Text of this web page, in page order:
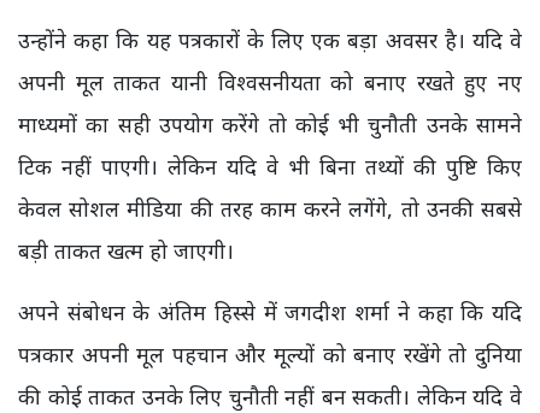
उन्होंने कहा कि यह पत्रकारों के लिए एक बड़ा अवसर है। यदि वे
अपनी मूल ताकत यानी विश्वसनीयता को बनाए रखते हुए नए
माध्यमों का सही उपयोग करेंगे तो कोई भी चुनौती उनके सामने
टिक नहीं पाएगी। लेकिन यदि वे भी बिना तथ्यों की पुष्टि किए
केवल सोशल मीडिया की तरह काम करने लगेंगे, तो उनकी सबसे
बड़ी ताकत खत्म हो जाएगी।
अपने संबोधन के अंतिम हिस्से में जगदीश शर्मा ने कहा कि यदि
पत्रकार अपनी मूल पहचान और मूल्यों को बनाए रखेंगे तो दुनिया
की कोई ताकत उनके लिए चुनौती नहीं बन सकती। लेकिन यदि वे